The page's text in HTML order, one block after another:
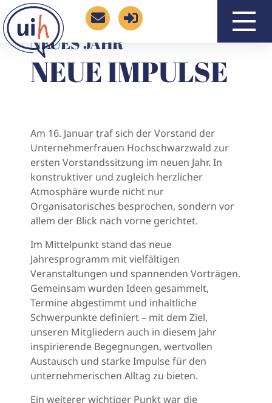
NEUES JAHR
NEUE IMPULSE
Am 16. Januar traf sich der Vorstand der
Unternehmerfrauen Hochschwarzwald zur
ersten Vorstandssitzung im neuen Jahr. In
konstruktiver und zugleich herzlicher
Atmosphäre wurde nicht nur
Organisatorisches besprochen, sondern vor
allem der Blick nach vorne gerichtet.
Im Mittelpunkt stand das neue
Jahresprogramm mit vielfältigen
Veranstaltungen und spannenden Vorträgen.
Gemeinsam wurden Ideen gesammelt,
Termine abgestimmt und inhaltliche
Schwerpunkte definiert – mit dem Ziel,
unseren Mitgliedern auch in diesem Jahr
inspirierende Begegnungen, wertvollen
Austausch und starke Impulse für den
unternehmerischen Alltag zu bieten.
Ein weiterer wichtiger Punkt war die